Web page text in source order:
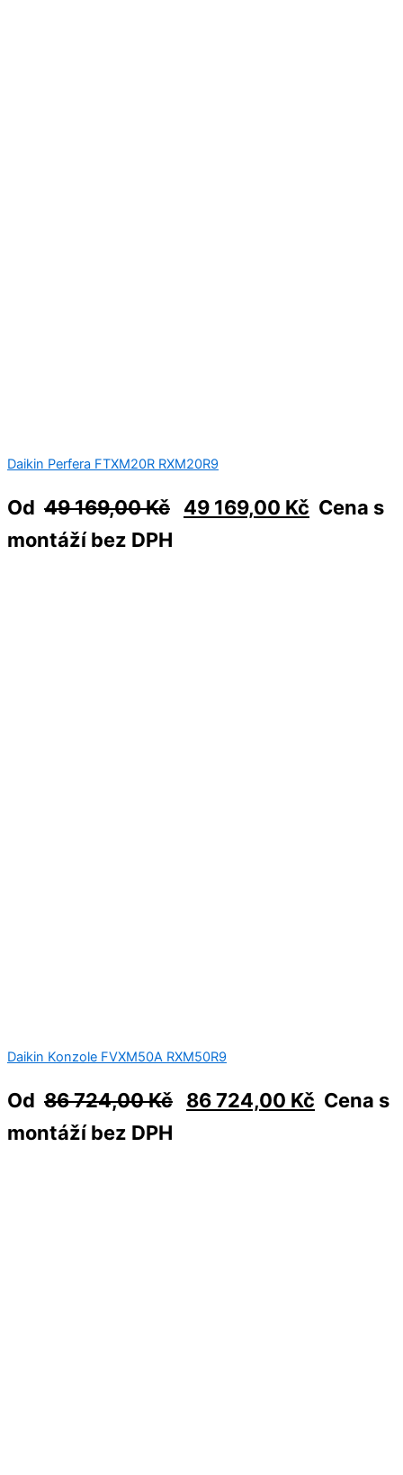
Daikin Perfera FTXM20R RXM20R9
Od 49 169,00Kč 49 169,00 Kč Cena s
montáží bez DPH
Daikin Konzole FVXM50А RXM50R9
Od 86 724,00Kč 86 724,00 Kč Cena s
montáží bez DPH